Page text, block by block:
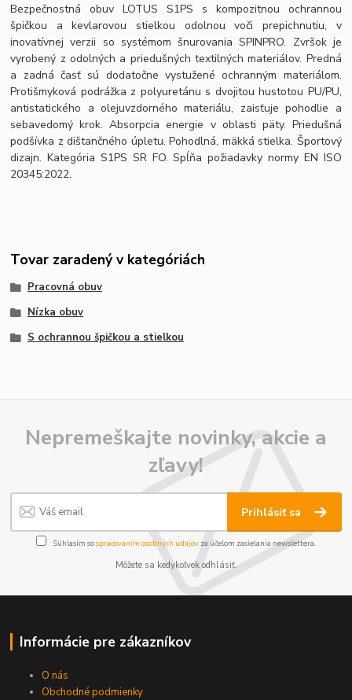
Bezpečnostná obuv LOTUS S1PS s kompozitnou ochrannou
špičkou a kevlarovou stielkou odolnou voči prepichnutiu, v
inovatívnej verzii so systémom šnurovania SPINPRO. Zvršok je
vyrobený z odolných a priedušných textilných materiálov. Predná
a zadná časť sú dodatočne vystužené ochranným materiálom.
Protišmyková podrážka z polyuretánu s dvojitou hustotou PU/PU,
antistatického a olejuvzdorného materiálu, zaisťuje pohodlie a
sebavedomý krok. Absorpcia energie v oblasti päty. Priedušná
podšívka z dištančného úpletu. Pohodlná, mäkká stielka. Športový
dizajn. Kategória S1PS SR FO. Spĺňa požiadavky normy EN ISO
20345:2022.
Tovar zaradený v kategóriách
Pracovná obuv
Nízka obuv
S ochrannou špičkou a stielkou
Nepremeškajte novinky, akcie a
zľavy!
Prihlásiť sa
Súhlasím sospracovaním osobných údajov za účelom zasielania newslettera.
Môžete sa kedykoľvek odhlásiť.
Informácie pre zákazníkov
O nás
Obchodné podmienky